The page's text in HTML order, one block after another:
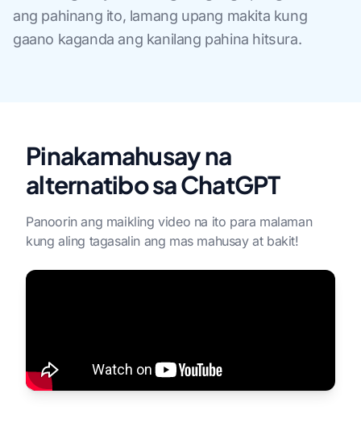
ang pahinang ito, lamang upang makita kung
gaano kaganda ang kanilang pahina hitsura.
Pinakamahusay na
alternatibo sa ChatGPT
Panoorin ang maikling video na ito para malaman
kung aling tagasalin ang mas mahusay at bakit!